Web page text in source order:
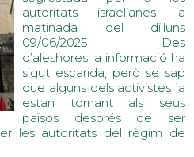
autoritats israelianes la
matinada del dilluns
09/06/2025. Des
d’aleshores la informació ha
sigut escarida, però se sap
que alguns dels activistes ja
estan tornant als seus
països després de ser
les autoritats del règim de